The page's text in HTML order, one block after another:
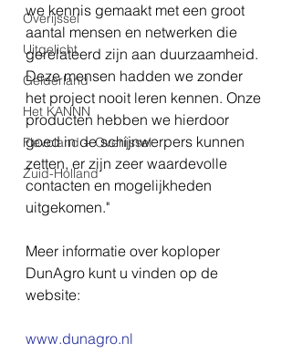
Overijssel
Uitgelicht
Gelderland
Het KANNN
Flevoland + Overijssel
Zuid-Holland
we kennis gemaakt met een groot
aantal mensen en netwerken die
gerelateerd zijn aan duurzaamheid.
Deze mensen hadden we zonder
het project nooit leren kennen. Onze
producten hebben we hierdoor
goed in de schijnwerpers kunnen
zetten, er zijn zeer waardevolle
contacten en mogelijkheden
uitgekomen."
Meer informatie over koploper
DunAgro kunt u vinden op de
website:
www.dunagro.nl